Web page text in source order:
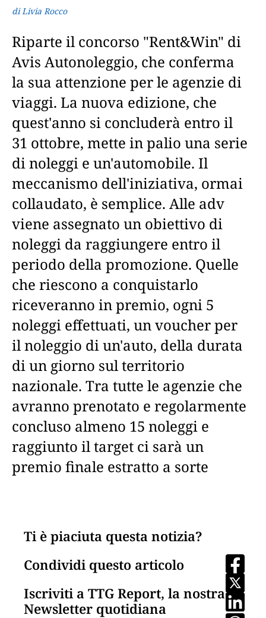
di Livia Rocco
Riparte il concorso "Rent&Win" di
Avis Autonoleggio, che conferma
la sua attenzione per le agenzie di
viaggi. La nuova edizione, che
quest'anno si concluderà entro il
31 ottobre, mette in palio una serie
di noleggi e un'automobile. Il
meccanismo dell'iniziativa, ormai
collaudato, è semplice. Alle adv
viene assegnato un obiettivo di
noleggi da raggiungere entro il
periodo della promozione. Quelle
che riescono a conquistarlo
riceveranno in premio, ogni 5
noleggi effettuati, un voucher per
il noleggio di un'auto, della durata
di un giorno sul territorio
nazionale. Tra tutte le agenzie che
avranno prenotato e regolarmente
concluso almeno 15 noleggi e
raggiunto il target ci sarà un
premio finale estratto a sorte
Ti è piaciuta questa notizia?
Condividi questo articolo
Iscriviti a TTG Report, la nostra
Newsletter quotidiana